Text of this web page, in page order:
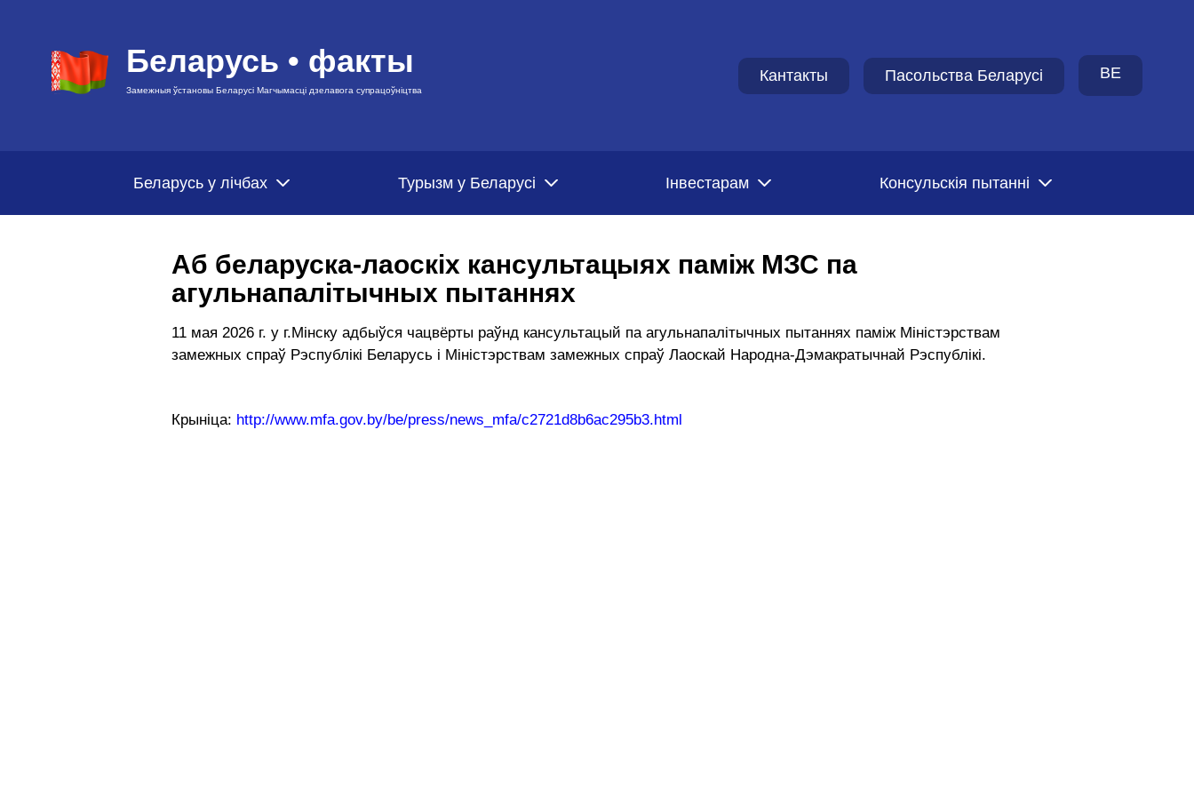
Беларусь • факты
Замежныя ўстановы Беларусі Магчымасці дзелавога супрацоўніцтва
Кантакты Пасольства Беларусi BE
Беларусь у лічбах Турызм у Беларусі Iнвестарам Консульскія пытанні
Аб беларуска-лаоскіх кансультацыях паміж МЗС па
агульнапалітычных пытаннях
11 мая 2026 г. у г.Мінску адбыўся чацвёрты раўнд кансультацый па агульнапалітычных пытаннях паміж Міністэрствам
замежных спраў Рэспублікі Беларусь і Міністэрствам замежных спраў Лаоскай Народна-Дэмакратычнай Рэспублікі.
Крыніца: http://www.mfa.gov.by/be/press/news_mfa/c2721d8b6ac295b3.html